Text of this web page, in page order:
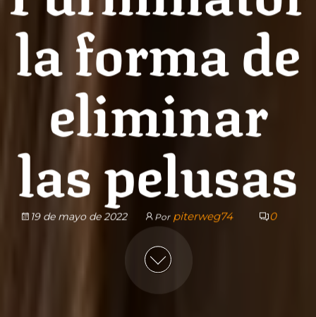
la forma de
eliminar
las pelusas
19 de mayo de 2022 Por piterweg74 0